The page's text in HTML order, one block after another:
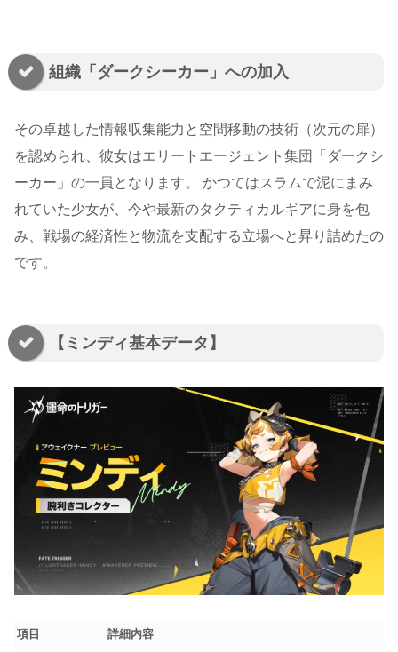
組織「ダークシーカー」への加入
その卓越した情報収集能力と空間移動の技術（次元の扉）
を認められ、彼女はエリートエージェント集団「ダークシ
ーカー」の一員となります。 かつてはスラムで泥にまみ
れていた少女が、今や最新のタクティカルギアに身を包
み、戦場の経済性と物流を支配する立場へと昇り詰めたの
です。
【ミンディ基本データ】
項目
詳細内容